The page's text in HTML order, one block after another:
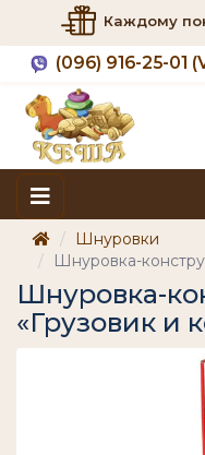
Каждому
(096) 916-25-01
Шнуровки
Шнуровка-
Шнуровка-
«Грузовик и